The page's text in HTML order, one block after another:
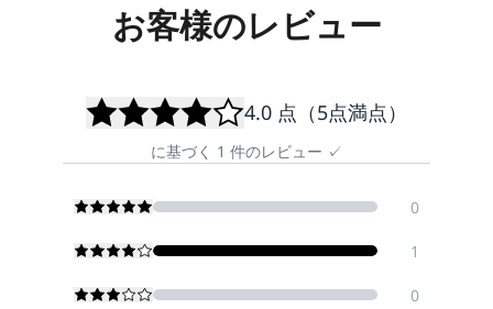
お客様のレビュー
4.0 点（5点満点）
に基づく 1 件のレビュー ✓
0
1
0